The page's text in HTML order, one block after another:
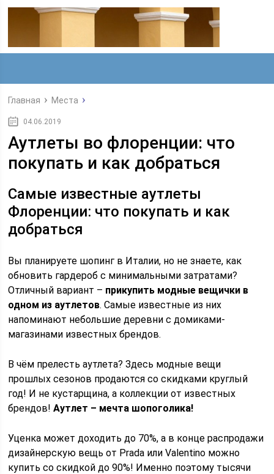
Главная Места
04.06.2019
Аутлеты во флоренции: что
покупать и как добраться
Самые известные аутлеты
Флоренции: что покупать и как
добраться
Вы планируете шопинг в Италии, но не знаете, как
обновить гардероб с минимальными затратами?
Отличный вариант – прикупить модные вещички в
одном из аутлетов. Самые известные из них
напоминают небольшие деревни с домиками-
магазинами известных брендов.​
В чём прелесть аутлета? Здесь модные вещи
прошлых сезонов продаются со скидками круглый
год! И не кустарщина, а коллекции от известных
брендов!Аутлет – мечта шопоголика!
Уценка может доходить до 70%, а в конце распродажи
дизайнерскую вещь от Prada или Valentino можно
купить со скидкой до 90%! Именно поэтому тысячи